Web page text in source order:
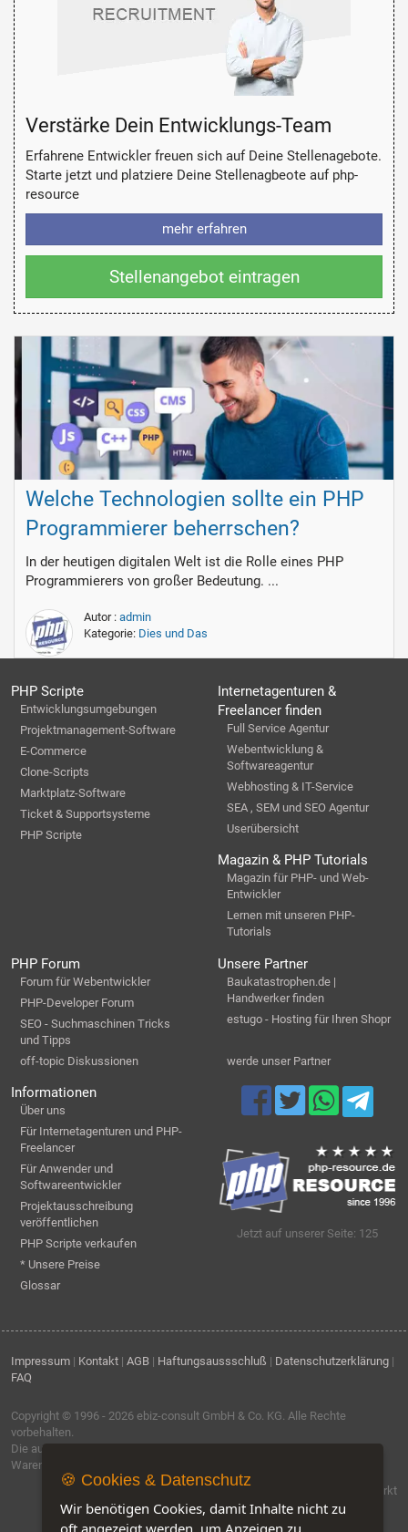
Verstärke Dein Entwicklungs-Team
Erfahrene Entwickler freuen sich auf Deine Stellenagebote.
Starte jetzt und platziere Deine Stellenagbeote auf php-
resource
mehr erfahren
Stellenangebot eintragen
Welche Technologien sollte ein PHP
Programmierer beherrschen?
In der heutigen digitalen Welt ist die Rolle eines PHP
Programmierers von großer Bedeutung. ...
Autor : admin
Kategorie: Dies und Das
PHP Scripte
Entwicklungsumgebungen
Projektmanagement-Software
E-Commerce
Clone-Scripts
Marktplatz-Software
Ticket & Supportsysteme
PHP Scripte
Internetagenturen &
Freelancer finden
Full Service Agentur
Webentwicklung &
Softwareagentur
Webhosting & IT-Service
SEA , SEM und SEO Agentur
Userübersicht
Magazin & PHP Tutorials
Magazin für PHP- und Web-
Entwickler
Lernen mit unseren PHP-
Tutorials
PHP Forum
Forum für Webentwickler
PHP-Developer Forum
SEO - Suchmaschinen Tricks
und Tipps
off-topic Diskussionen
Unsere Partner
Baukatastrophen.de |
Handwerker finden
estugo - Hosting für Ihren Shopr
werde unser Partner
Informationen
Über uns
Für Internetagenturen und PHP-
Freelancer
Für Anwender und
Softwareentwickler
Projektausschreibung
veröffentlichen
PHP Scripte verkaufen
* Unsere Preise
Glossar
Jetzt auf unserer Seite: 125
Impressum | Kontakt | AGB | Haftungsaussschluß | Datenschutzerklärung |
FAQ
Copyright © 1996 - 2026 ebiz-consult GmbH & Co. KG . Alle Rechte
vorbehalten.
Die auf dieser Seite verwendeten Produktbezeichnungen, Namen und
Warenzeichen sind Eigentum der jeweiligen Firmen.
Software by IQ-Markt
🍪 Cookies & Datenschutz
Wir benötigen Cookies, damit Inhalte nicht zu
oft angezeigt werden, um Anzeigen zu